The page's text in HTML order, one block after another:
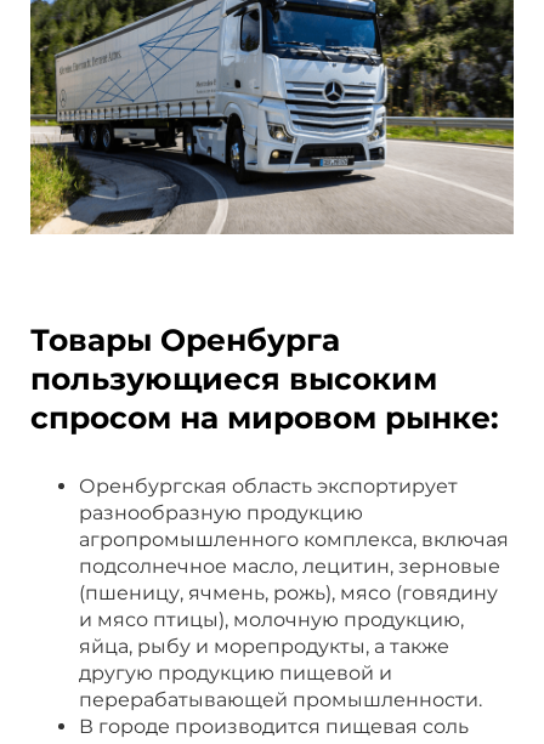
Товары Оренбурга
пользующиеся высоким
спросом на мировом рынке:
Оренбургская область экспортирует
разнообразную продукцию
агропромышленного комплекса, включая
подсолнечное масло, лецитин, зерновые
(пшеницу, ячмень, рожь), мясо (говядину
и мясо птицы), молочную продукцию,
яйца, рыбу и морепродукты, а также
другую продукцию пищевой и
перерабатывающей промышленности.
В городе производится пищевая соль